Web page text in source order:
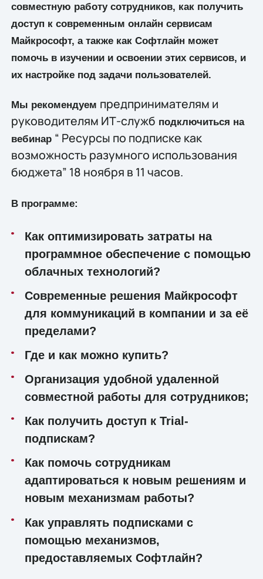
совместную работу сотрудников, как получить
доступ к современным онлайн сервисам
Майкрософт, а также как Софтлайн может
помочь в изучении и освоении этих сервисов, и
их настройке под задачи пользователей.
Мы рекомендуем предпринимателям и
руководителям ИТ-служб подключиться на
вебинар “ Ресурсы по подписке как
возможность разумного использования
бюджета” 18 ноября в 11 часов.
В программе:
Как оптимизировать затраты на
программное обеспечение с помощью
облачных технологий?
Современные решения Майкрософт
для коммуникаций в компании и за её
пределами?
Где и как можно купить?
Организация удобной удаленной
совместной работы для сотрудников;
Как получить доступ к Trial -
подпискам?
Как помочь сотрудникам
адаптироваться к новым решениям и
новым механизмам работы?
Как управлять подписками с
помощью механизмов,
предоставляемых Софтлайн?